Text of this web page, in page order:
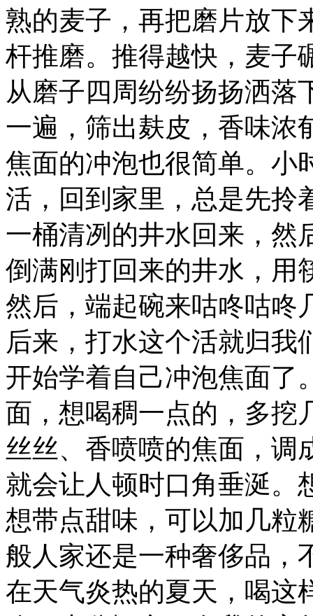
熟的麦子，再把磨片放下
杆推磨。推得越快，麦子
从磨子四周纷纷扬扬洒落
一遍，筛出麸皮，香味浓
焦面的冲泡也很简单。小
活，回到家里，总是先拎
一桶清冽的井水回来，然
倒满刚打回来的井水，用
然后，端起碗来咕咚咕咚
后来，打水这个活就归我
开始学着自己冲泡焦面了
面，想喝稠一点的，多挖
丝丝、香喷喷的焦面，调
就会让人顿时口角垂涎。
想带点甜味，可以加几粒
般人家还是一种奢侈品，
在天气炎热的夏天，喝这